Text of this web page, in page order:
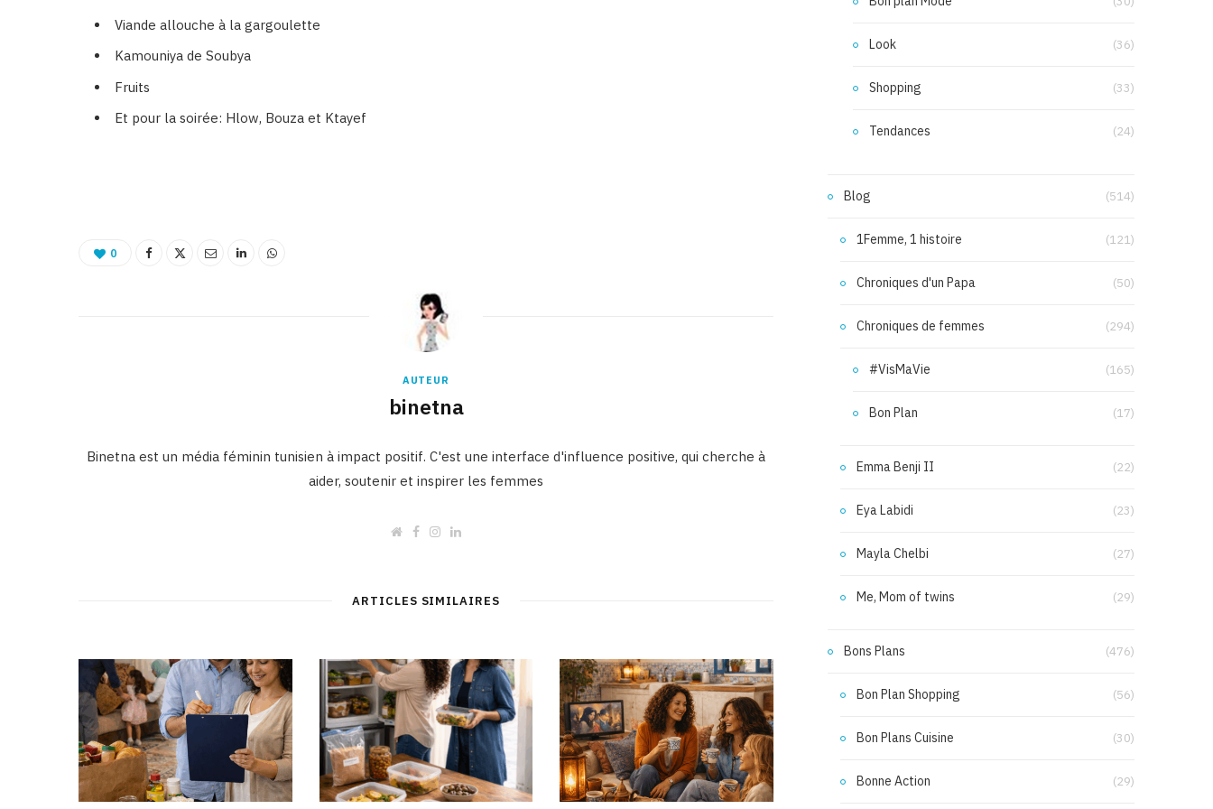
Viande allouche à la gargoulette
Kamouniya de Soubya
Fruits
Et pour la soirée: Hlow, Bouza et Ktayef
0
AUTEUR
binetna
Binetna est un média féminin tunisien à impact positif. C'est une interface d'influence positive, qui cherche à
aider, soutenir et inspirer les femmes
W
t
e
F
o
o
I
g
r
L
d
I
ARTICLES SIMILAIRES
Look (36)
Shopping (33)
Tendances (24)
Blog (514)
1Femme, 1 histoire (121)
Chroniques d'un Papa (50)
Chroniques de femmes (294)
#VisMaVie (165)
Bon Plan (17)
Emma Benji II (22)
Eya Labidi (23)
Mayla Chelbi (27)
Me, Mom of twins (29)
Bons Plans (476)
Bon Plan Shopping (56)
Bon Plans Cuisine (30)
Bonne Action (29)